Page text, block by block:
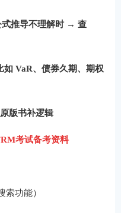
式推导不理解时 → 查
VaR、债券久期、期权
版书补逻辑
考试备考资料
索功能）